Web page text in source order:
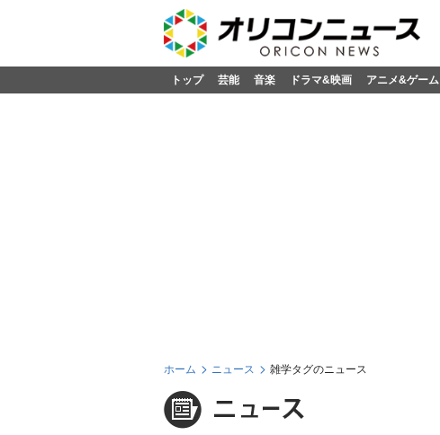
トップ 芸能 音楽 ドラマ&映画 アニメ&ゲーム
ホーム ニュース 雑学タグのニュース